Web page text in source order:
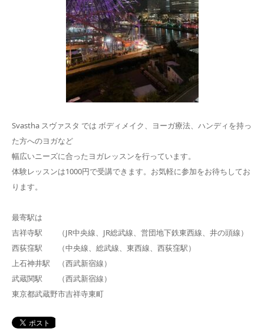
Svastha スヴァスタ では ボディメイク、ヨーガ療法、ハンディを持っ
た方へのヨガなど
幅広いニーズに合ったヨガレッスンを行っています。
体験レッスンは1000円で受講できます。お気軽に参加をお待ちしてお
ります。
最寄駅は
吉祥寺駅 （JR中央線、JR総武線、営団地下鉄東西線、井の頭線）
西荻窪駅 （中央線、総武線、東西線、西荻窪駅）
上石神井駅 （西武新宿線）
武蔵関駅 （西武新宿線）
東京都武蔵野市吉祥寺東町